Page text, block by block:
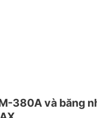
380A và băng